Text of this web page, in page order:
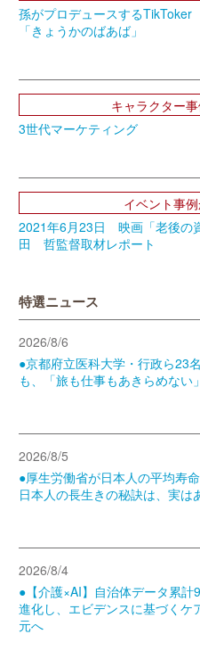
孫がプロデュースする
「きょうかのばあば」
キャラクター
3世代マーケティング
イベント事
2021年6月23日 映画「老後の
田 哲監督取材レポート
特選ニュース
2026/8/6
●京都府立医科大学・行政ら23
も、「旅も仕事もあきらめない
2026/8/5
●厚生労働省が日本人の平均寿
日本人の長生きの秘訣は、実は
2026/8/4
●【介護×AI】自治体データ累
進化し、エビデンスに基づくケ
元へ